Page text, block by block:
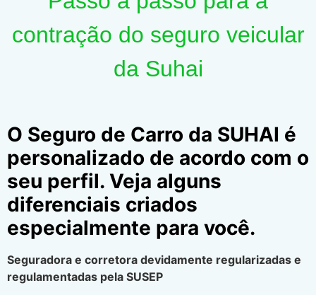
contração do seguro veicular
da Suhai
O Seguro de Carro da SUHAI é
personalizado de acordo com o
seu perfil. Veja alguns
diferenciais criados
especialmente para você.
Seguradora e corretora devidamente regularizadas e
regulamentadas pela SUSEP